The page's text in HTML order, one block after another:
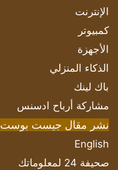
الإنترنت
كمبيوتر
الأجهزة
الذكاء المنزلي
باك لينك
مشاركة أرباح ادسنس
نشر مقال جيست بوست
English
صحيفة 24 لمعلوماتك